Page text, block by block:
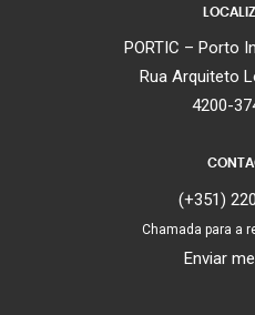
PORTIC – Porto
Rua Arquiteto
4200-
(+351)
Chamada para a
Enviar